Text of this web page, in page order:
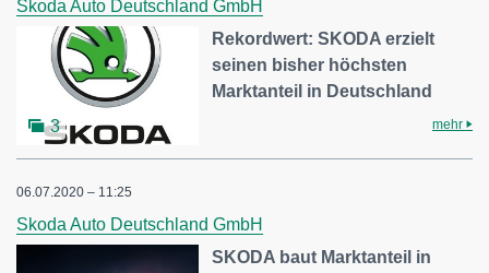
Skoda Auto Deutschland GmbH
3
Rekordwert: SKODA erzielt
seinen bisher höchsten
Marktanteil in Deutschland
mehr
06.07.2020 – 11:25
Skoda Auto Deutschland GmbH
SKODA baut Marktanteil in